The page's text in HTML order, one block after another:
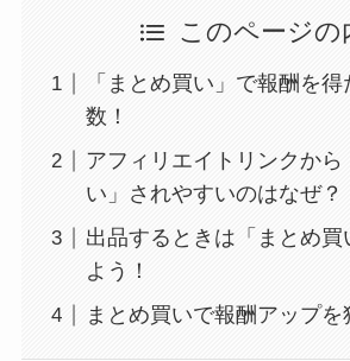
このページの
「まとめ買い」で報酬を
数！
アフィリエイトリンクから
い」されやすいのはなぜ？
出品するときは「まとめ買
よう！
まとめ買いで報酬アップを